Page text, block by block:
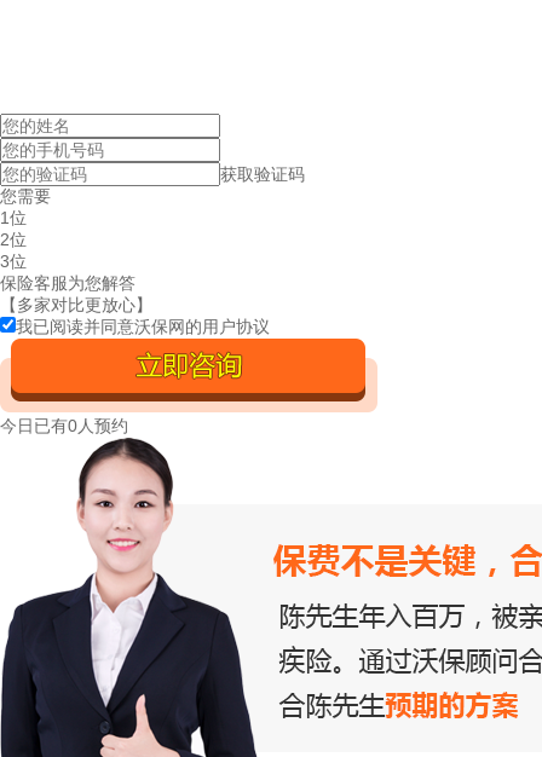
获取验证码
您需要
1位
2位
3位
保险客服为您解答
【多家对比更放心】
我已阅读并同意沃保网的用户协议
今日已有0人预约